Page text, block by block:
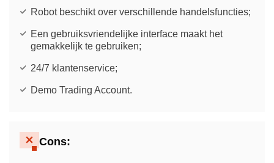
Robot beschikt over verschillende handelsfuncties;
Een gebruiksvriendelijke interface maakt het
gemakkelijk te gebruiken;
24/7 klantenservice;
Demo Trading Account.
Cons: